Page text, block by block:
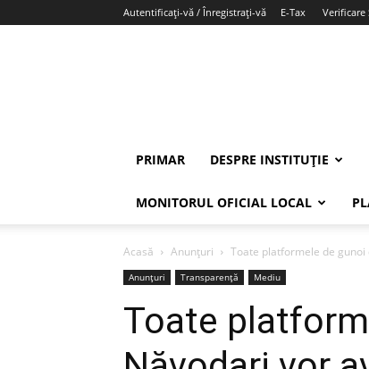
Autentificați-vă / Înregistrați-vă E-Tax Verificare
PRIMAR DESPRE INSTITUȚIE
MONITORUL OFICIAL LOCAL
Acasă Anunțuri Toate platformele de
Anunțuri Transparență Mediu
Toate